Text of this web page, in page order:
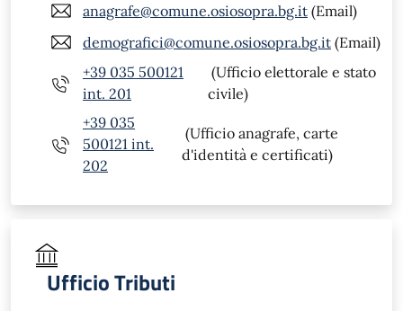
anagrafe@comune.osiosopra.bg.it (Email)
demografici@comune.osiosopra.bg.it (Email)
+39 035 500121
int. 201
(Ufficio elettorale e stato
civile)
+39 035
500121 int.
202
(Ufficio anagrafe, carte
d'identità e certificati)
Ufficio Tributi